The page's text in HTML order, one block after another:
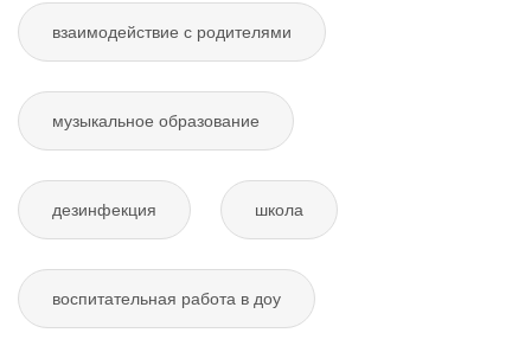
взаимодействие с родителями
музыкальное образование
дезинфекция школа
воспитательная работа в доу